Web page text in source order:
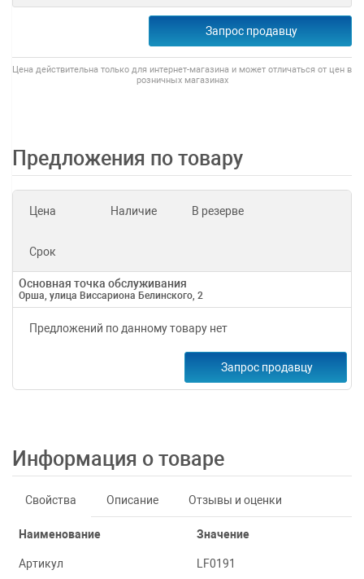
Запрос продавцу
Цена действительна только для интернет-магазина и может отличаться от цен в
розничных магазинах
Предложения по товару
Цена Наличие В резерве
Срок
Основная точка обслуживания
Орша, улица Виссариона Белинского, 2
Предложений по данному товару нет
Запрос продавцу
Информация о товаре
Свойства Описание Отзывы и оценки
Наименование Значение
Артикул LF0191